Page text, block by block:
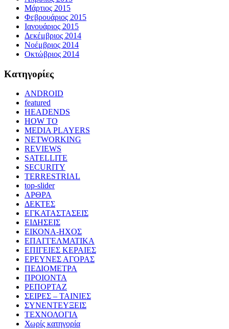
Μάρτιος 2015
Φεβρουάριος 2015
Ιανουάριος 2015
Δεκέμβριος 2014
Νοέμβριος 2014
Οκτώβριος 2014
Kατηγορίες
ANDROID
featured
HEADENDS
HOW TO
MEDIA PLAYERS
NETWORKING
REVIEWS
SATELLITE
SECURITY
TERRESTRIAL
top-slider
ΑΡΘΡΑ
ΔΕΚΤΕΣ
ΕΓΚΑΤΑΣΤΑΣΕΙΣ
ΕΙΔΗΣΕΙΣ
ΕΙΚΟΝΑ-ΗΧΟΣ
ΕΠΑΓΓΕΛΜΑΤΙΚΑ
ΕΠΙΓΕΙΕΣ ΚΕΡΑΙΕΣ
ΕΡΕΥΝΕΣ ΑΓΟΡΑΣ
ΠΕΔΙΟΜΕΤΡΑ
ΠΡΟΙΟΝΤΑ
ΡΕΠΟΡΤΑΖ
ΣΕΙΡΕΣ – ΤΑΙΝΙΕΣ
ΣΥΝΕΝΤΕΥΞΕΙΣ
ΤΕΧΝΟΛΟΓΙΑ
Χωρίς κατηγορία